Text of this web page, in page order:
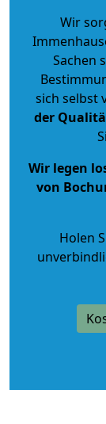
Wir
Sachen
sich selbst
der
Wir legen
von
Holen